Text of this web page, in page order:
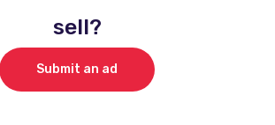
sell?
Submit an ad